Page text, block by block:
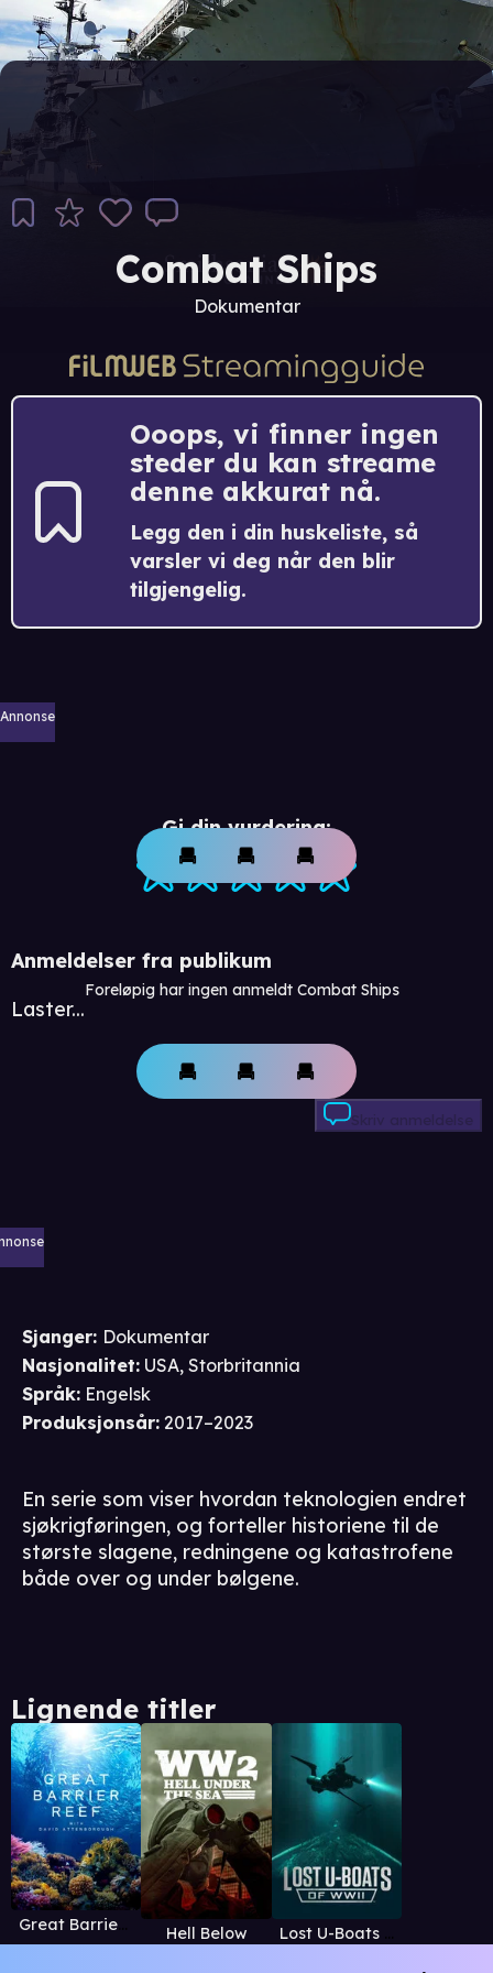
Combat Ships
Dokumentar
Ooops, vi finner ingen
steder du kan streame
denne akkurat nå.
Legg den i din huskeliste, så
varsler vi deg når den blir
tilgjengelig.
Annonse
Gi din vurdering:
Anmeldelser fra publikum
Laster...
Foreløpig har ingen anmeldt Combat Ships
Skriv anmeldelse
Sjanger: Dokumentar
Nasjonalitet: USA, Storbritannia
Språk: Engelsk
Produksjonsår: 2017–2023
En serie som viser hvordan teknologien endret
sjøkrigføringen, og forteller historiene til de
største slagene, redningene og katastrofene
både over og under bølgene.
Lignende titler
Great Barrier Reef with David Attenborough Hell Below Lost U-Boats of WWII